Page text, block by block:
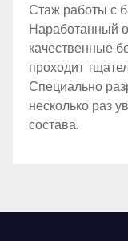
Стаж работы с
Наработанный
качественные
проходит
Специально
несколько раз
состава.